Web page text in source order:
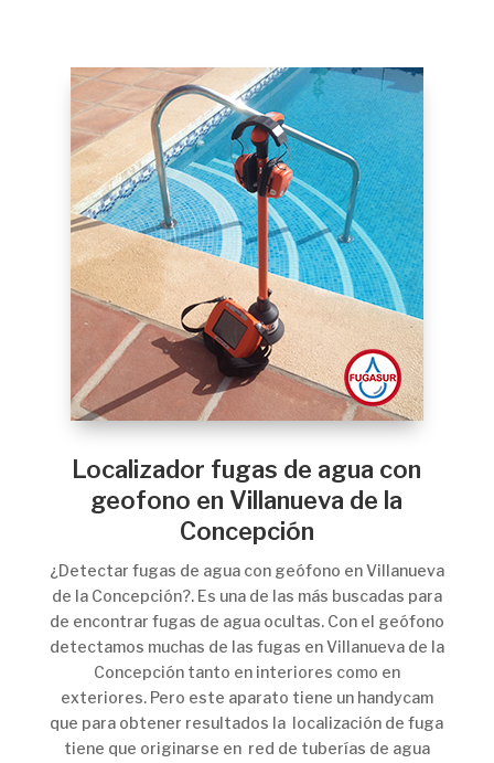
Localizador fugas de agua con
geofono en Villanueva de la
Concepción
¿Detectar fugas de agua con geófono en Villanueva
de la Concepción?. Es una de las más buscadas para
de encontrar fugas de agua ocultas. Con el geófono
detectamos muchas de las fugas en Villanueva de la
Concepción tanto en interiores como en
exteriores. Pero este aparato tiene un handycam
que para obtener resultados la localización de fuga
tiene que originarse en red de tuberías de agua